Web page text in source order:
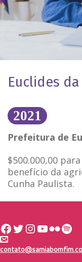
Euclides da
2021
Prefeitura de
$500.000,00
benefício da
Cunha Paulista.
Facebook Twitter Instagram Youtube Flickr Spotify